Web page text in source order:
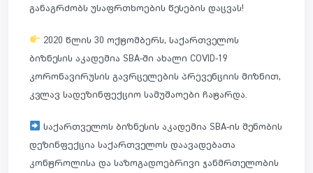
განაგრძობს უსაფრთხოების წესების დაცვას!
2020 წლის 30 ოქტომბერს, საქართველოს
ბიზნესის აკადემია SBA-ში ახალი COVID-19
კორონავირუსის გავრცელების პრევენციის მიზნით,
კვლავ სადეზინფექციო სამუშაოები ჩატარდა.
საქართველოს ბიზნესის აკადემია SBA-ის შენობის
დეზინფექცია საქართველოს დაავადებათა
კონტროლისა და საზოგადოებრივი ჯანმრთელობის